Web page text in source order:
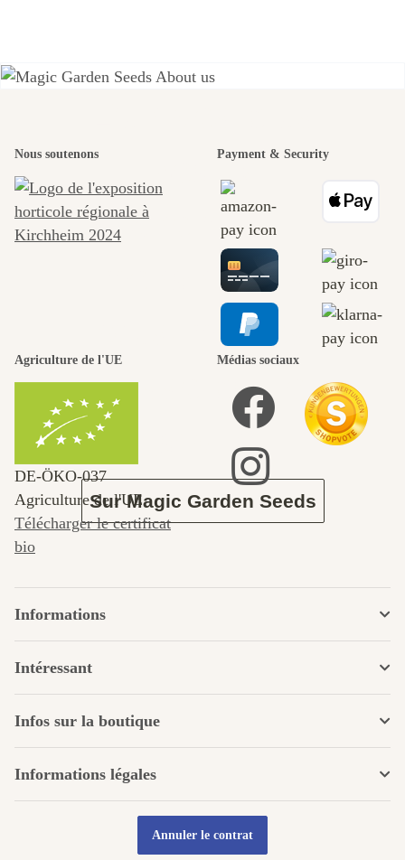
beaux
chemins
menant vers
nous-mêmes,
passe par le
jardin.
Sur Magic Garden Seeds
Nous soutenons Payment & Security
Agriculture de l'UE
DE‑ÖKO‑037
Agriculture de l'UE
Télécharger le certificat
bio
Médias sociaux
Informations
Intéressant
Infos sur la boutique
Informations légales
Annuler le contrat